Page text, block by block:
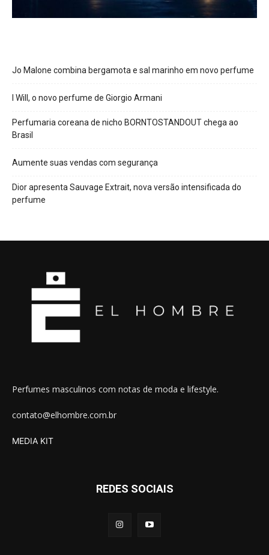
Jo Malone combina bergamota e sal marinho em novo perfume
I Will, o novo perfume de Giorgio Armani
Perfumaria coreana de nicho BORNTOSTANDOUT chega ao
Brasil
Aumente suas vendas com segurança
Dior apresenta Sauvage Extrait, nova versão intensificada do
perfume
Perfumes masculinos com notas de moda e lifestyle.
contato@elhombre.com.br
MEDIA KIT
REDES SOCIAIS